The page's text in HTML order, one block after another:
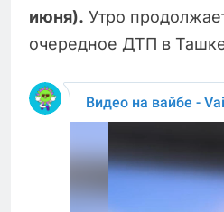
июня). Утро
очередное ДТП в